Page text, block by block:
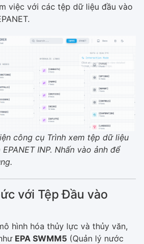
việc với các tệp dữ liệu đầu vào
công cụ Trình xem tệp dữ liệu
EPANET INP. Nhấn vào ảnh để
với Tệp Đầu vào
hình hóa thủy lực và thủy văn,
EPA SWMM5 (Quản lý nước